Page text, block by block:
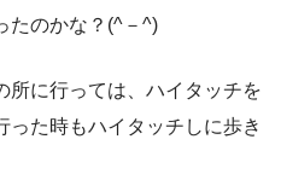
たのかな？(^－^)
所に行っては、ハイタッチを
った時もハイタッチしに歩き